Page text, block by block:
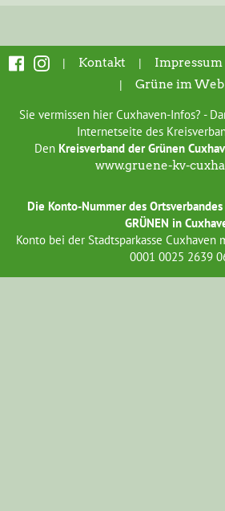
| Kontakt | Impressum
| Grüne im Web
Sie vermissen hier Cuxhaven-Infos? -
Internetseite des
Den Kreisverband der Grünen
www.gruene-kv-
Die Konto-Nummer des
GRÜNEN in
Konto bei der Stadtsparkasse Cuxhaven
0001 0025 2639